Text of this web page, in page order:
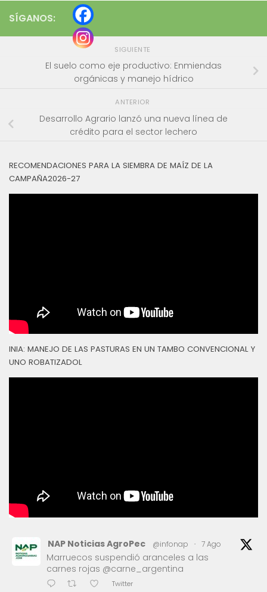
SÍGANOS:
SIGUIENTE
El suelo como eje productivo: Enmiendas
orgánicas y manejo hídrico
ANTERIOR
Desarrollo Agrario lanzó una nueva línea de
crédito para el sector lechero
RECOMENDACIONES PARA LA SIEMBRA DE MAÍZ DE LA
CAMPAÑA2026-27
INIA: MANEJO DE LAS PASTURAS EN UN TAMBO CONVENCIONAL Y
UNO ROBATIZADOL
NAP Noticias AgroPec @infonap · 7 Ago
Marruecos suspendió aranceles a las
carnes rojas @carne_argentina
Twitter